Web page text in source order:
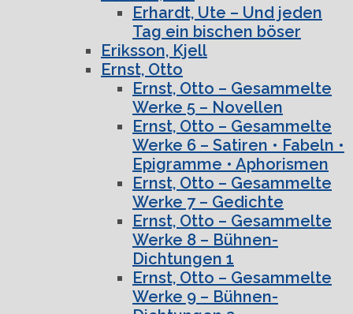
Erhardt, Ute – Und jeden
Tag ein bischen böser
Eriksson, Kjell
Ernst, Otto
Ernst, Otto – Gesammelte
Werke 5 – Novellen
Ernst, Otto – Gesammelte
Werke 6 – Satiren • Fabeln •
Epigramme • Aphorismen
Ernst, Otto – Gesammelte
Werke 7 – Gedichte
Ernst, Otto – Gesammelte
Werke 8 – Bühnen-
Dichtungen 1
Ernst, Otto – Gesammelte
Werke 9 – Bühnen-